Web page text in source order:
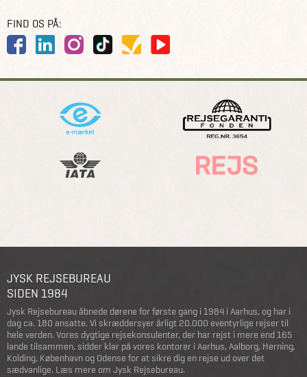
FIND OS PÅ:
JYSK REJSEBUREAU
SIDEN 1984
Jysk Rejsebureau åbnede dørene for første gang i 1984 i Aarhus, og har i
dag ca. 180 ansatte. Vi skræddersyer årligt 20.000 eventyrlige rejser til
hele verden. Vores dygtige rejsekonsulenter, der har rejst i mere end 165
lande tilsammen, sidder klar på vores kontorer i Aarhus, Aalborg, Herning,
Kolding, København og Odense for at sikre dig en rejse ud over det
sædvanlige. Læs mere om Jysk Rejsebureau.